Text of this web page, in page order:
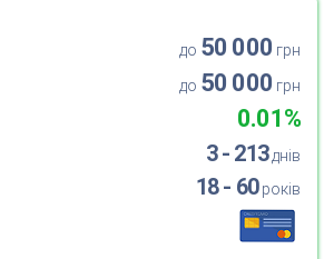
до 50 000 грн
до 50 000 грн
0.01%
3 - 213днів
18 - 60років